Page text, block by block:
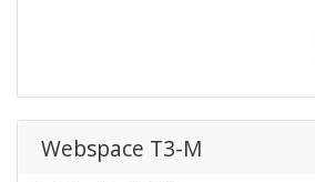
Webspace T3-M